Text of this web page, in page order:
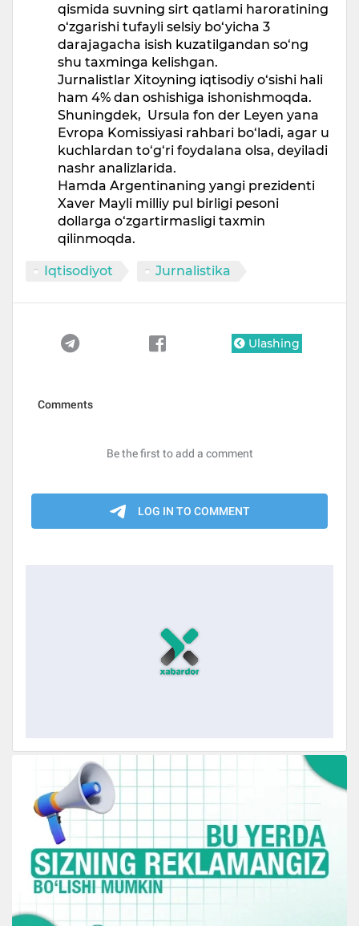
qismida suvning sirt qatlami haroratining
o‘zgarishi tufayli selsiy bo‘yicha 3
darajagacha isish kuzatilgandan so‘ng
shu taxminga kelishgan.
Jurnalistlar Xitoyning iqtisodiy o‘sishi hali
ham 4% dan oshishiga ishonishmoqda.
Shuningdek, Ursula fon der Leyen yana
Evropa Komissiyasi rahbari bo‘ladi, agar u
kuchlardan to‘g‘ri foydalana olsa, deyiladi
nashr analizlarida.
Hamda Argentinaning yangi prezidenti
Xaver Mayli milliy pul birligi pesoni
dollarga o‘zgartirmasligi taxmin
qilinmoqda.
Iqtisodiyot Jurnalistika
Ulashing